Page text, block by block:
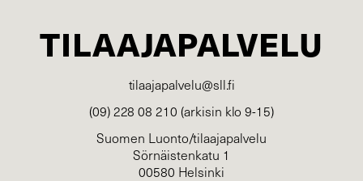
TILAAJAPALVELU
tilaajapalvelu@sll.fi
(09) 228 08 210 (arkisin klo 9-15)
Suomen Luonto/tilaajapalvelu
Sörnäistenkatu 1
00580 Helsinki